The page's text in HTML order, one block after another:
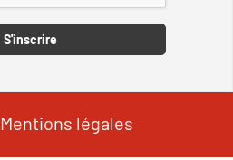
S'inscrire
Mentions légales